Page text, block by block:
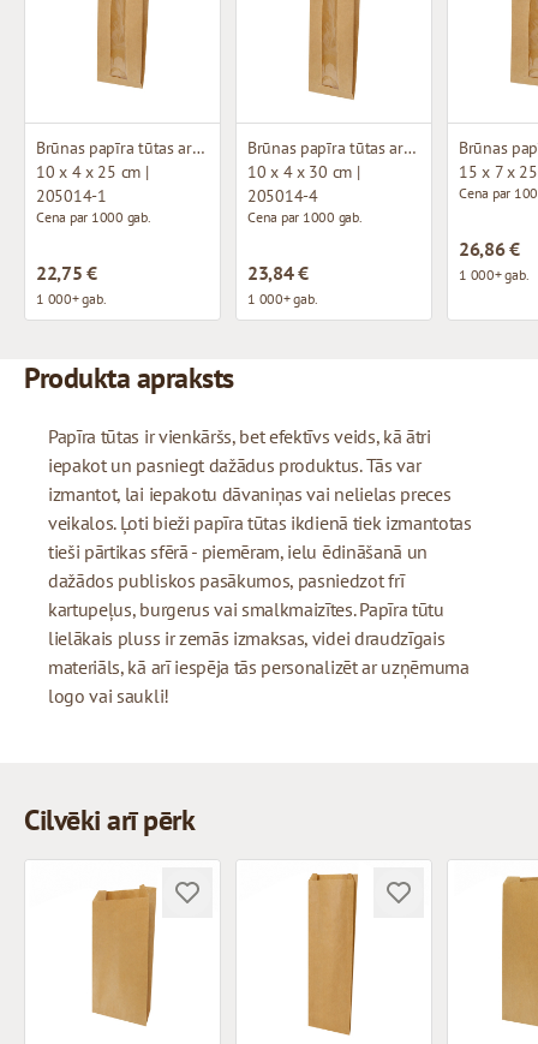
Brūnas papīra tūtas ar logu
10 x 4 x 25 cm |
205014-1
Cena par 1000 gab.
22,75 €
1 000+ gab.
Brūnas papīra tūtas ar logu
10 x 4 x 30 cm |
205014-4
Cena par 1000 gab.
23,84 €
1 000+ gab.
15 x 7 x
Cena par
26,86 €
1 000+ gab.
Produkta apraksts
Papīra tūtas ir vienkāršs, bet efektīvs veids, kā ātri
iepakot un pasniegt dažādus produktus. Tās var
izmantot, lai iepakotu dāvaniņas vai nelielas preces
veikalos. Ļoti bieži papīra tūtas ikdienā tiek izmantotas
tieši pārtikas sfērā - piemēram, ielu ēdināšanā un
dažādos publiskos pasākumos, pasniedzot frī
kartupeļus, burgerus vai smalkmaizītes. Papīra tūtu
lielākais pluss ir zemās izmaksas, videi draudzīgais
materiāls, kā arī iespēja tās personalizēt ar uzņēmuma
logo vai saukli!
Cilvēki arī pērk